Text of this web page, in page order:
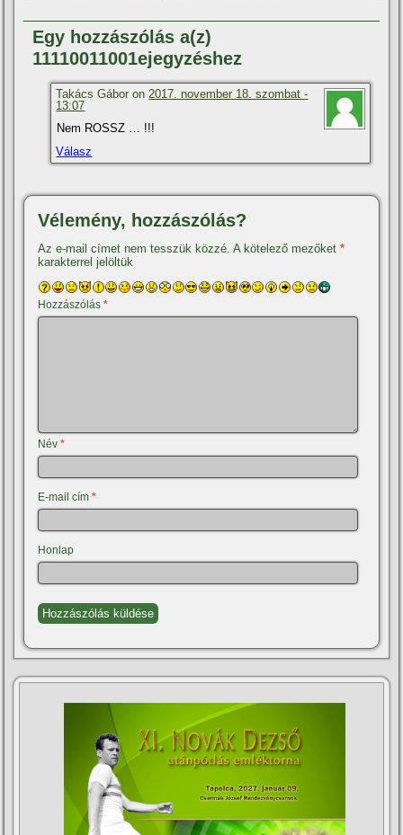
Egy hozzászólás a(z)
11110011001ejegyzéshez
Takács Gábor on2017. november 18. szombat -
13:07
Nem ROSSZ … !!!
Válasz
Vélemény, hozzászólás?
Az e-mail címet nem tesszük közzé. A kötelező mezőket*
karakterrel jelöltük
Hozzászólás*
Név*
E-mail cím*
Honlap